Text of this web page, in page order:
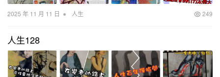
2025 年 11 月 11 日 • 人生 249
人生128